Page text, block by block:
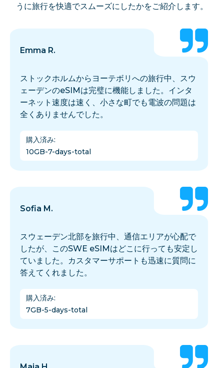
うに旅行を快適でスムーズにしたかをご紹介します。
Emma R.
ストックホルムからヨーテボリへの旅行中、スウ
ェーデンのeSIMは完璧に機能しました。インタ
ーネット速度は速く、小さな町でも電波の問題は
全くありませんでした。
購入済み:
10GB-7-days-total
Sofia M.
スウェーデン北部を旅行中、通信エリアが心配で
したが、このSWE eSIMはどこに行っても安定し
ていました。カスタマーサポートも迅速に質問に
答えてくれました。
購入済み:
7GB-5-days-total